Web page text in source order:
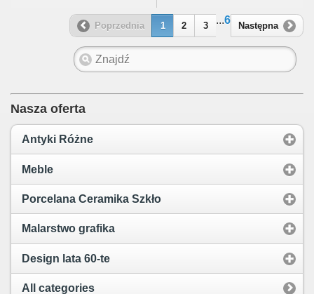
Deco, János Török,
Zsolnay Węgry lata
60te
Poprzednia 1 2 3
...6
Następna
Nasza oferta
Antyki Różne
Meble
Porcelana Ceramika Szkło
Malarstwo grafika
Design lata 60-te
All categories